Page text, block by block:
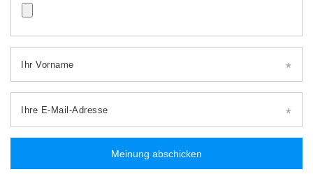
Ihr Vorname
Ihre E-Mail-Adresse
Meinung abschicken